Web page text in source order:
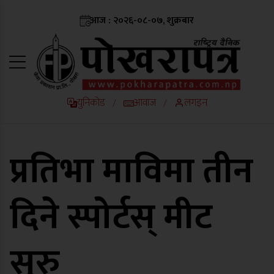
आज : २०२६-०८-०७, शुक्रबार
युनिकोड / आवाज / लगइन
प्रतिभा माविमा तीन
दिने स्पोर्टस् मीट